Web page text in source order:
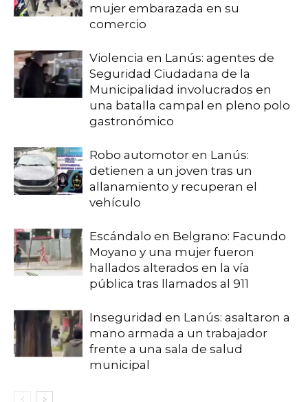
mujer embarazada en su
comercio
Violencia en Lanús: agentes de
Seguridad Ciudadana de la
Municipalidad involucrados en
una batalla campal en pleno polo
gastronómico
Robo automotor en Lanús:
detienen a un joven tras un
allanamiento y recuperan el
vehículo
Escándalo en Belgrano: Facundo
Moyano y una mujer fueron
hallados alterados en la vía
pública tras llamados al 911
Inseguridad en Lanús: asaltaron a
mano armada a un trabajador
frente a una sala de salud
municipal